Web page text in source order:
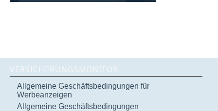
VERSICHERUNGSMONITOR
Allgemeine Geschäftsbedingungen für
Werbeanzeigen
Allgemeine Geschäftsbedingungen